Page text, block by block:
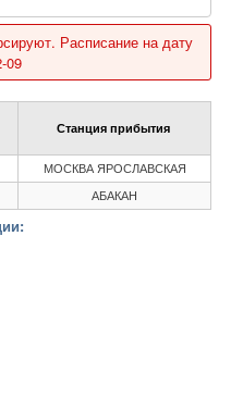
Расписание на дату
09
Станция прибытия
МОСКВА ЯРОСЛАВСКАЯ
АБАКАН